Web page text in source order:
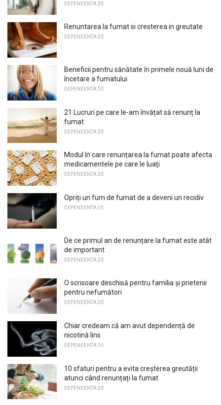
DEPENDENTA DE
Renuntarea la fumat si cresterea in greutate
DEPENDENTA DE
Beneficii pentru sănătate în primele nouă luni de
încetare a fumatului
DEPENDENTA DE
21 Lucruri pe care le-am învățat să renunț la
fumat
DEPENDENTA DE
Modul în care renunțarea la fumat poate afecta
medicamentele pe care le luați
DEPENDENTA DE
Opriți un fum de fumat de a deveni un recidiv
DEPENDENTA DE
De ce primul an de renunțare la fumat este atât
de important
DEPENDENTA DE
O scrisoare deschisă pentru familia și prietenii
pentru nefumători
DEPENDENTA DE
Chiar credeam că am avut dependență de
nicotină lins
DEPENDENTA DE
10 sfaturi pentru a evita creșterea greutății
atunci când renunțați la fumat
DEPENDENTA DE